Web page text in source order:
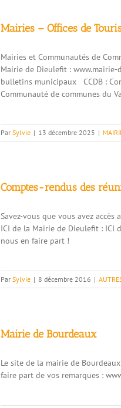
Mairies – Offices de
Mairies et Communautés de
Mairie de Dieulefit :
bulletins municipaux CCDB :
Communauté de communes du
ParSylvie | 13 décembre 2025 |
Comptes-rendus des
Savez-vous que vous avez
ICI de la Mairie de Dieulefit : ICI
nous en faire part !
ParSylvie | 8 décembre 2016 |
Mairie de Bourdeaux
Le site de la mairie de
faire part de vos remarques :